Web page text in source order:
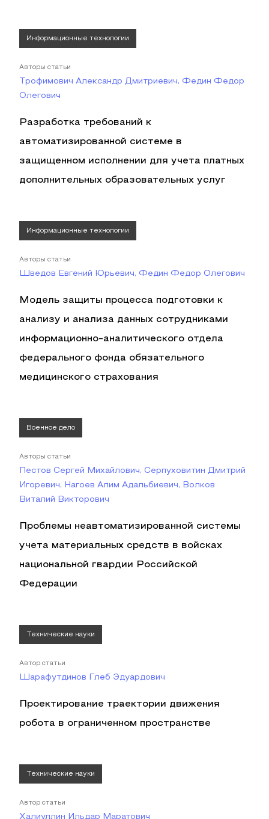
Информационные технологии
Авторы статьи
Трофимович Александр Дмитриевич, Федин Федор
Олегович
Разработка требований к
автоматизированной системе в
защищенном исполнении для учета платных
дополнительных образовательных услуг
Информационные технологии
Авторы статьи
Шведов Евгений Юрьевич, Федин Федор Олегович
Модель защиты процесса подготовки к
анализу и анализа данных сотрудниками
информационно-аналитического отдела
федерального фонда обязательного
медицинского страхования
Военное дело
Авторы статьи
Пестов Сергей Михайлович, Серпуховитин Дмитрий
Игоревич, Нагоев Алим Адальбиевич, Волков
Виталий Викторович
Проблемы неавтоматизированной системы
учета материальных средств в войсках
национальной гвардии Российской
Федерации
Технические науки
Автор статьи
Шарафутдинов Глеб Эдуардович
Проектирование траектории движения
робота в ограниченном пространстве
Технические науки
Автор статьи
Халиуллин Ильдар Маратович